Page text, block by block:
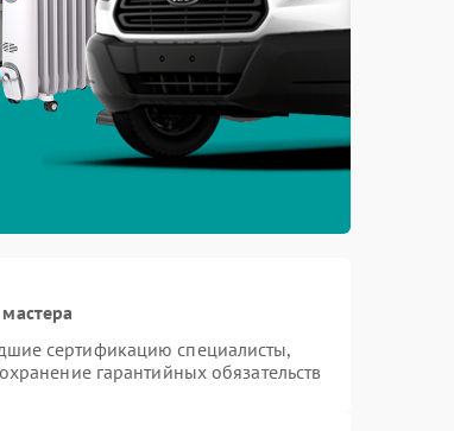
сертификацию специалисты,
гарантийных обязательств